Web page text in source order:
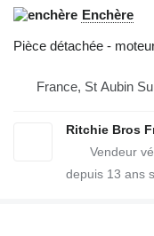
Enchère
Pièce détachée -
France, St Aubin
Ritchie Bros
depuis 13 ans